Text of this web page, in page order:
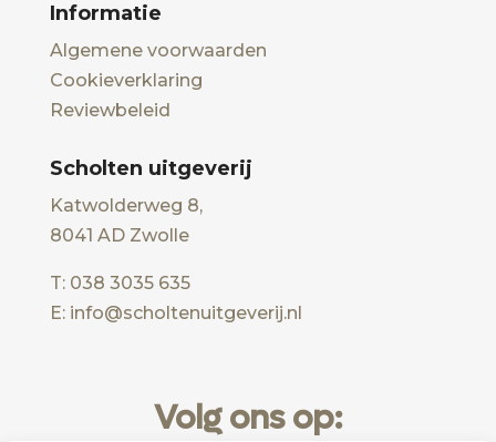
Informatie
Algemene voorwaarden
Cookieverklaring
Reviewbeleid
Scholten uitgeverij
Katwolderweg 8,
8041 AD Zwolle
T: 038 3035 635
E: info@scholtenuitgeverij.nl
Volg ons op: